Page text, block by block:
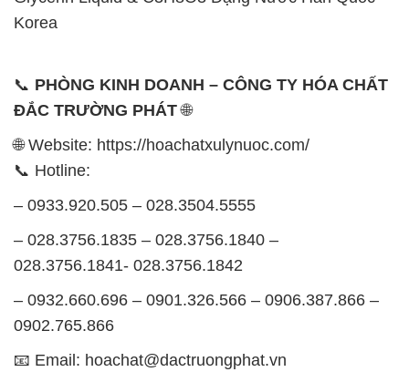
Korea
📞 PHÒNG KINH DOANH – CÔNG TY HÓA CHẤT
ĐẮC TRƯỜNG PHÁT🌐
🌐 Website: https://hoachatxulynuoc.com/
📞 Hotline:
– 0933.920.505 – 028.3504.5555
– 028.3756.1835 – 028.3756.1840 –
028.3756.1841- 028.3756.1842
– 0932.660.696 – 0901.326.566 – 0906.387.866 –
0902.765.866
📧 Email: hoachat@dactruongphat.vn